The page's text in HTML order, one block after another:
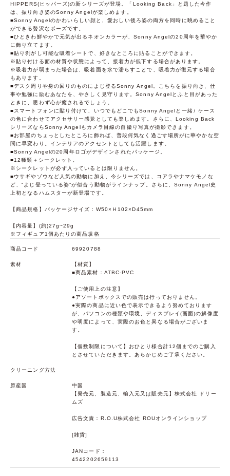
HIPPERS(ヒッパーズ)の新シリーズが登場。「Looking Back」と題した今作
は、振り向き姿のSonny Angelが楽しめます。
■Sonny Angelのかわいらしい顔と、愛おしい後ろ姿の両方を同時に眺めること
ができる贅沢なポーズです。
■ひときわ鮮やかで元気が出るネオンカラーが、Sonny Angelの20周年を華やか
に飾り立てます。
■貼り剥がし可能な吸着シートで、好きなところに貼ることができます。
※貼り付ける面の材質や状態によって、接着力が低下する場合があります。
※吸着力が弱まった場合は、吸着面を水で濡らすことで、吸着力が復元する場合
もあります。
■デスク周りや身の回りのものによじ登るSonny Angel。こちらを振り向き、仕
事や勉強に励むあなたを、やさしく見守ります。Sonny Angelとふと目があった
ときに、思わず心が癒されるでしょう。
■スマートフォンに貼り付けて、いつでもどこでもSonny Angelと一緒♪ ケース
の色に合わせてアクセサリー感覚としても楽しめます。さらに、Looking Back
シリーズならSonny Angelもカメラ目線の自撮り写真が撮影できます。
■お部屋のちょっとしたところに飾れば、普段何気なく過ごす場所がに華やかな空
間に早変わり。インテリアのアクセントとしても活躍します。
■Sonny Angelの20周年ロゴがデザインされたパッケージ。
■12種類＋シークレット。
※シークレットが必ず入っているとは限りません。
■ウサギやゾウなど人気の動物に加え、今シリーズでは、コアラやナマケモノな
ど、“よじ登っている姿”が似合う動物がラインナップ。さらに、Sonny Angel史
上初となるハムスターが新登場です。
【商品規格】パッケージサイズ：W50×Ｈ102×D45mm
【内容量】(約)27g~29g
※フィギュア1個あたりの商品規格
商品コード 69920788
素材
【材質】
■商品素材：ATBC-PVC
【ご使用上の注意】
●アソートボックスでの販売は行っておりません。
●実際の商品に近い色で表示できるよう努めております
が、パソコンの種類や環境、ディスプレイ(画面)の解像度
や明度によって、実際のお色と異なる場合がございま
す。
【個数制限について】おひとり様合計12個までのご購入
とさせていただきます。あらかじめご了承ください。
クリーニング方法
原産国
中国
【発売元、製造元、輸入元又は販売元】株式会社 ドリー
ムズ
広告文責：R.O.U株式会社 ROUオンラインショップ
[雑貨]
JANコード：
4542202659113